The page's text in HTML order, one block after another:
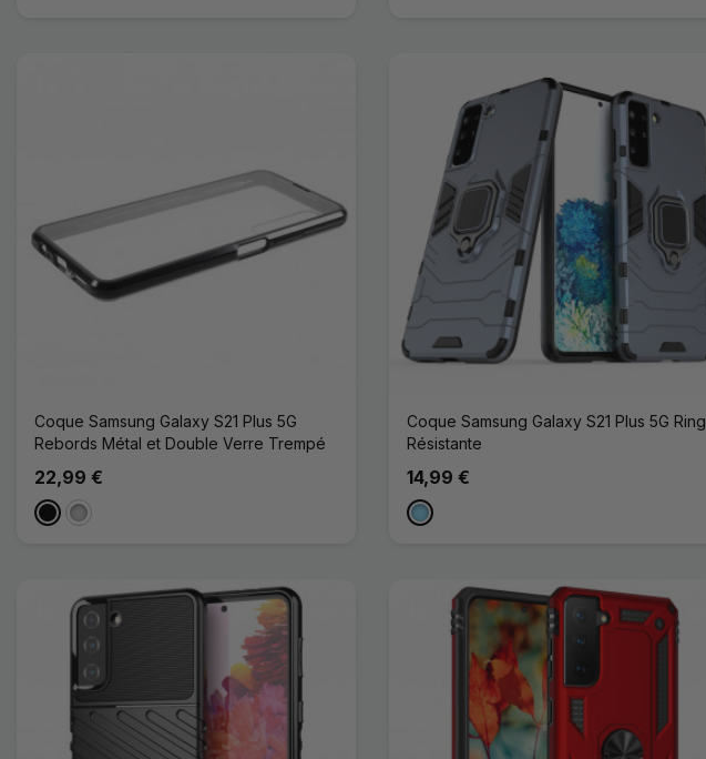
Coque Samsung Galaxy S21 Plus 5G
Rebords Métal et Double Verre Trempé
22,99 €
NoirArgenté
Coque Samsung Galaxy S21 Plus 5G Ring
Résistante
14,99 €
Bleu Clair